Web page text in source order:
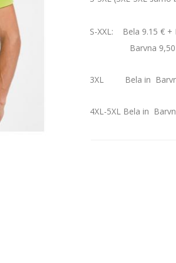
S-XXL: Bela 9.15 € +
Barvna 9,50 €
3XL Bela in Barvna
4XL-5XL Bela in